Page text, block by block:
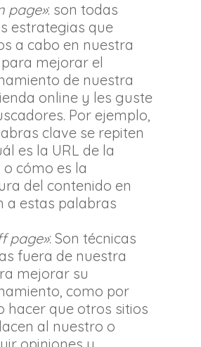
page»: son todas
estrategias que
a cabo en nuestra
mejorar el
de nuestra
online y les guste
Por ejemplo,
clave se repiten
es la URL de la
o cómo es la
del contenido en
a estas palabras
page»: Son técnicas
fuera de nuestra
mejorar su
como por
hacer que otros sitios
al nuestro o